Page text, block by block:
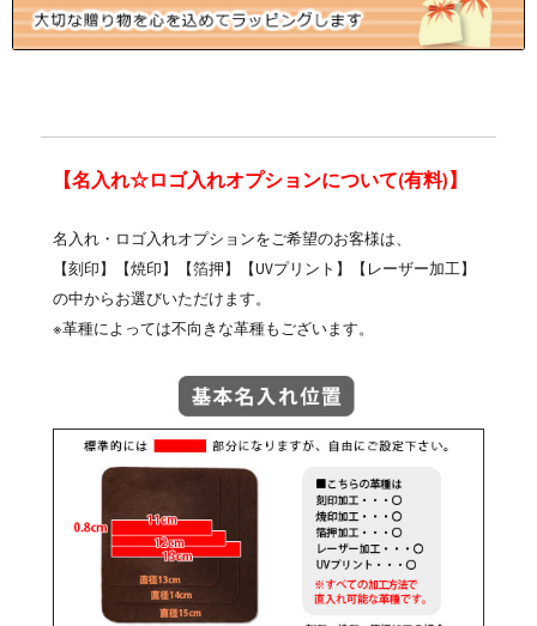
【名入れ☆ロゴ入れオプションについて(有料)】
名入れ・ロゴ入れオプションをご希望のお客様は、
【刻印】【焼印】【箔押】【UVプリント】【レーザー加工】
の中からお選びいただけます。
※革種によっては不向きな革種もございます。